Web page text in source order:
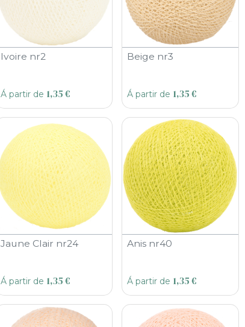
Ivoire nr2
Á partir de 1,35€
Beige nr3
Á partir de 1,35€
Jaune Clair nr24
Á partir de 1,35€
Anis nr40
Á partir de 1,35€